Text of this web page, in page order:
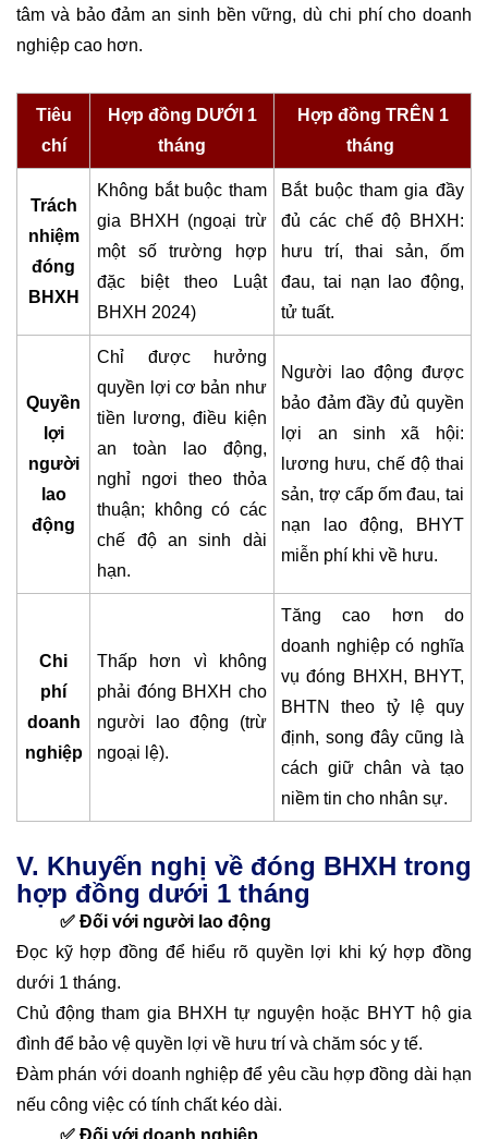
tâm và bảo đảm an sinh bền vững, dù chi phí cho doanh
nghiệp cao hơn.
Tiêu
chí
Hợp đồng DƯỚI 1
tháng
Hợp đồng TRÊN 1
tháng
Trách
nhiệm
đóng
BHXH
Không bắt buộc tham
gia BHXH (ngoại trừ
một số trường hợp
đặc biệt theo Luật
BHXH 2024)
Bắt buộc tham gia đầy
đủ các chế độ BHXH:
hưu trí, thai sản, ốm
đau, tai nạn lao động,
tử tuất.
Quyền
lợi
người
lao
động
Chỉ được hưởng
quyền lợi cơ bản như
tiền lương, điều kiện
an toàn lao động,
nghỉ ngơi theo thỏa
thuận; không có các
chế độ an sinh dài
hạn.
Người lao động được
bảo đảm đầy đủ quyền
lợi an sinh xã hội:
lương hưu, chế độ thai
sản, trợ cấp ốm đau, tai
nạn lao động, BHYT
miễn phí khi về hưu.
Chi
phí
doanh
nghiệp
Thấp hơn vì không
phải đóng BHXH cho
người lao động (trừ
ngoại lệ).
Tăng cao hơn do
doanh nghiệp có nghĩa
vụ đóng BHXH, BHYT,
BHTN theo tỷ lệ quy
định, song đây cũng là
cách giữ chân và tạo
niềm tin cho nhân sự.
V. Khuyến nghị về đóng BHXH trong
hợp đồng dưới 1 tháng
✅ Đối với người lao động
Đọc kỹ hợp đồng để hiểu rõ quyền lợi khi ký hợp đồng
dưới 1 tháng.
Chủ động tham gia BHXH tự nguyện hoặc BHYT hộ gia
đình để bảo vệ quyền lợi về hưu trí và chăm sóc y tế.
Đàm phán với doanh nghiệp để yêu cầu hợp đồng dài hạn
nếu công việc có tính chất kéo dài.